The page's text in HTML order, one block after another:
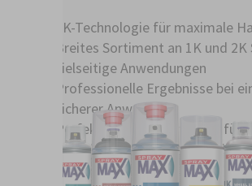
2K-Technologie für maximale
Breites Sortiment an 1K und
vielseitige Anwendungen
Professionelle Ergebnisse bei
sicherer Anwendung
Perfekt für Lack-Reparatur für
Branchen wie z.B. Automobil,
Industrie, Innenausbau